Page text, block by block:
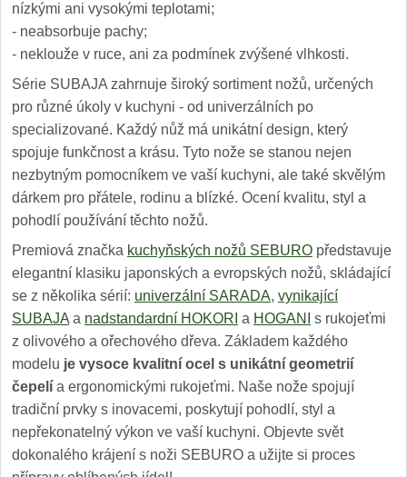
nízkými ani vysokými teplotami;
- neabsorbuje pachy;
- neklouže v ruce, ani za podmínek zvýšené vlhkosti.
Série SUBAJA zahrnuje široký sortiment nožů, určených
pro různé úkoly v kuchyni - od univerzálních po
specializované. Každý nůž má unikátní design, který
spojuje funkčnost a krásu. Tyto nože se stanou nejen
nezbytným pomocníkem ve vaší kuchyni, ale také skvělým
dárkem pro přátele, rodinu a blízké. Ocení kvalitu, styl a
pohodlí používání těchto nožů.
Premiová značka kuchyňských nožů SEBURO představuje
elegantní klasiku japonských a evropských nožů, skládající
se z několika sérií: univerzální SARADA, vynikající
SUBAJA a nadstandardní HOKORI a HOGANI
s rukojeťmi
z olivového a ořechového dřeva. Základem každého
modelu je vysoce kvalitní ocel s unikátní geometrií
čepelí a ergonomickými rukojeťmi. Naše nože spojují
tradiční prvky s inovacemi, poskytují pohodlí, styl a
nepřekonatelný výkon ve vaší kuchyni. Objevte svět
dokonalého krájení s noži SEBURO a užijte si proces